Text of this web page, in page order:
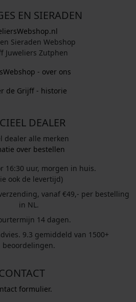
EN SIERADEN
Sieraden Webshop
Juweliers Zutphen
- over ons
de Grijff - historie
DEALER
dealer alle merken
over bestellen
16:30 uur, morgen in huis.
ook de levertijd)
vanaf €49,- per bestelling
in NL.
14 dagen.
9.3 gemiddeld van 1500+
beoordelingen.
formulier.